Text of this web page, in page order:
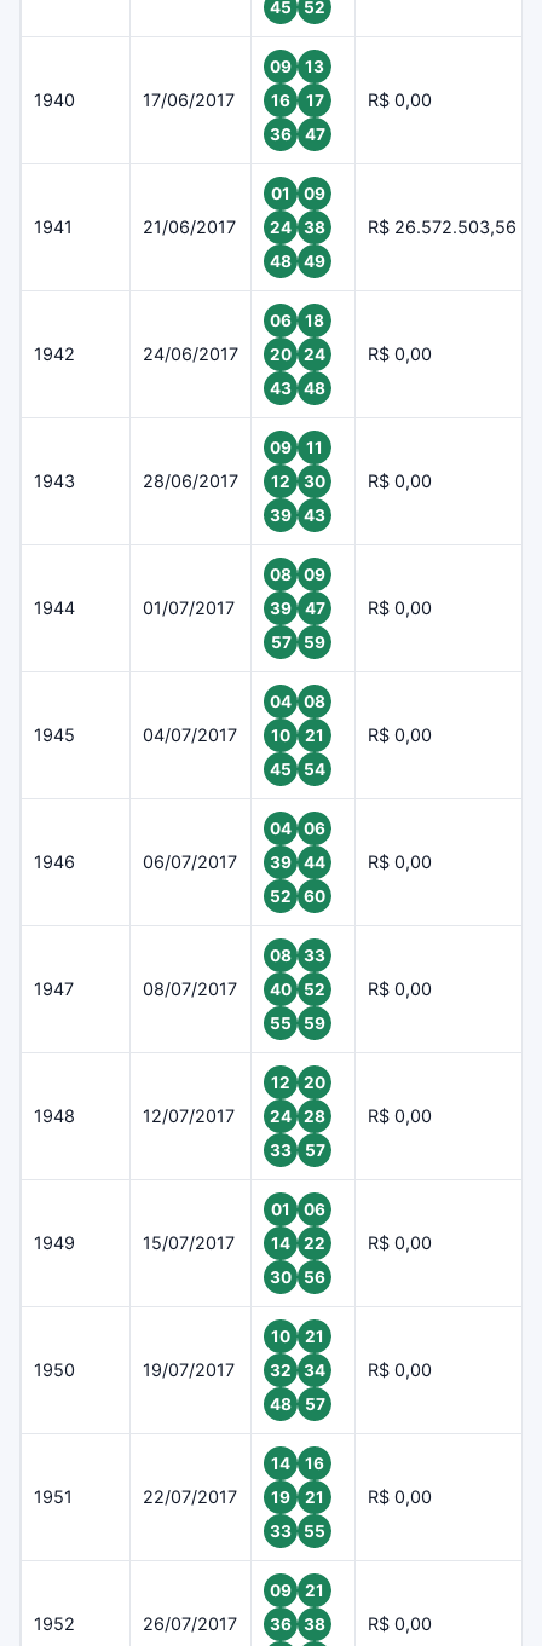
45 52
1940 17/06/2017
09
13
16
17
36
47
R$ 0,00
1941 21/06/2017
01
09
24
38
48
49
R$ 26.572.503,56
1942 24/06/2017
06
18
20
24
43
48
R$ 0,00
1943 28/06/2017
09
11
12
30
39
43
R$ 0,00
1944 01/07/2017
08
09
39
47
57
59
R$ 0,00
1945 04/07/2017
04
08
10
21
45
54
R$ 0,00
1946 06/07/2017
04
06
39
44
52
60
R$ 0,00
1947 08/07/2017
08
33
40
52
55
59
R$ 0,00
1948 12/07/2017
12
20
24
28
33
57
R$ 0,00
1949 15/07/2017
01
06
14
22
30
56
R$ 0,00
1950 19/07/2017
10
21
32
34
48
57
R$ 0,00
1951 22/07/2017
14
16
19
21
33
55
R$ 0,00
1952 26/07/2017
09
21
36
38
R$ 0,00